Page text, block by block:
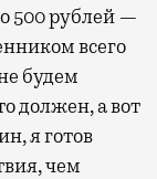
500 рублей —
всего
будем
должен, а вот
я готов
чем